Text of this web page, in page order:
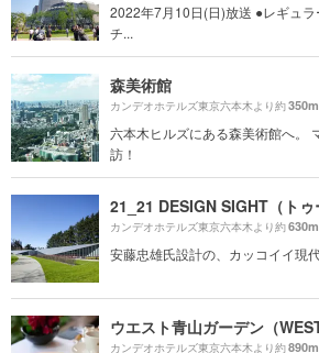
2022年7月10日(日)放送 ●レギュ
チ...
森美術館
カンデオホテルズ東京六本木より約350m
六本木ヒルズにある森美術館へ。
訪！
カンデオホテルズ東京六本木より約630m
安藤忠雄氏設計の、カッコイイ現
ウエスト青山ガーデン（
カンデオホテルズ東京六本木より約890m